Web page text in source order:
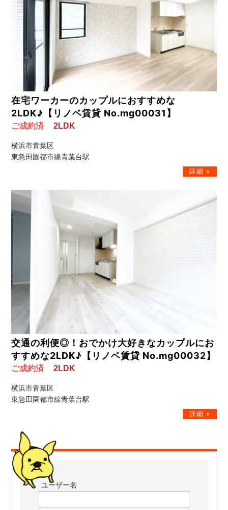
在宅ワーカーのカップルにおすすめな
2LDK♪【リノベ賃貸 No.mg00031】
ご成約済 2LDK
横浜市青葉区
東急田園都市線青葉台駅
交通の利便◎！おでかけ大好きなカップルにお
すすめな2LDK♪【リノベ賃貸 No.mg00032】
ご成約済 2LDK
横浜市青葉区
東急田園都市線青葉台駅
ユーザー名